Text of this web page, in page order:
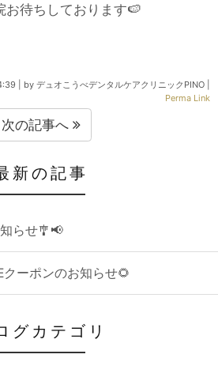
お待ちしております🍉
by デュオこうべデンタルケアクリニックPINO
Perma Link
次の記事へ
新の記事
らせ🎐📢
ーポンのお知らせ🌻
グカテゴリ